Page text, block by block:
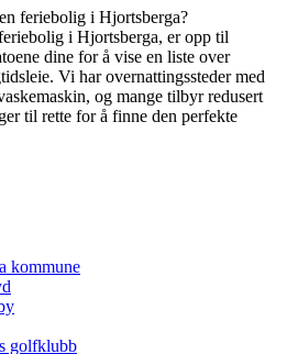
feriebolig i Hjortsberga?
i Hjortsberga, er opp til
dine for å vise en liste over
Vi har overnattingssteder med
og mange tilbyr redusert
til rette for å finne den perfekte
kommune
golfklubb